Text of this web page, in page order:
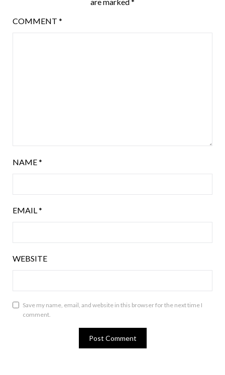
COMMENT *
NAME*
EMAIL*
WEBSITE
Save my name, email, and website in this browser for the next time I
comment.